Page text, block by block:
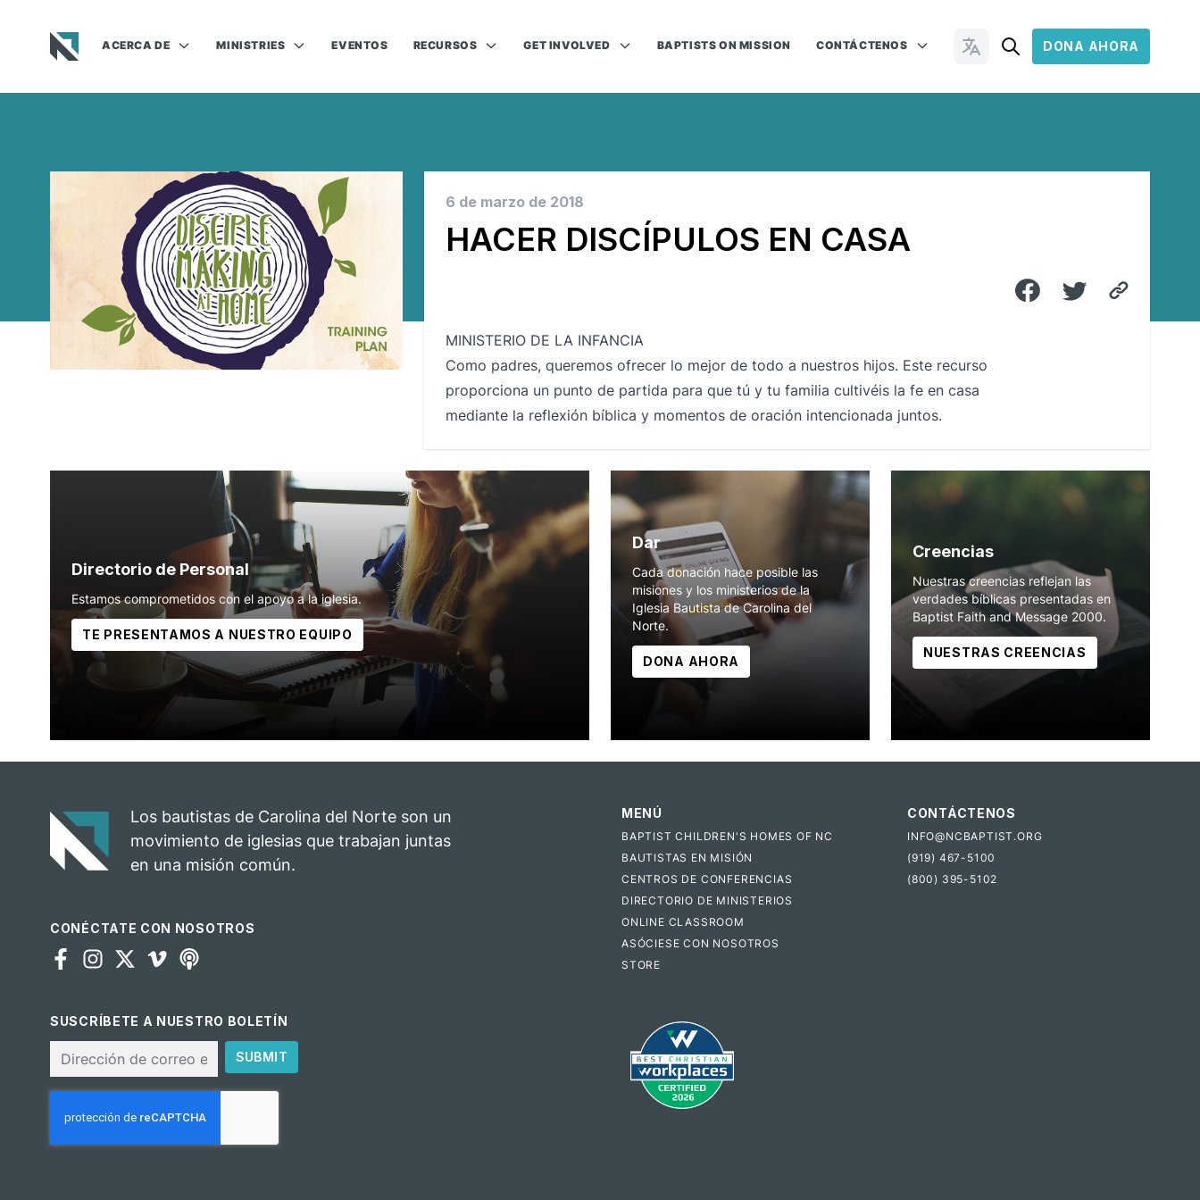
ACERCA DE MINISTRIES EVENTOS RECURSOS GET INVOLVED BAPTISTS ON MISSION CONTÁCTENOS Cambiar idiomaDONA AHORA
6 de marzo de 2018
HACER DISCÍPULOS EN CASA
MINISTERIO DE LA INFANCIA
Como padres, queremos ofrecer lo mejor de todo a nuestros hijos. Este recurso
proporciona un punto de partida para que tú y tu familia cultivéis la fe en casa
mediante la reflexión bíblica y momentos de oración intencionada juntos.
Directorio de Personal
Estamos comprometidos con el apoyo a la iglesia.
TE PRESENTAMOS A NUESTRO EQUIPO
Dar
Cada donación hace posible las
misiones y los ministerios de la
Iglesia Bautista de Carolina del
Norte.
DONA AHORA
Creencias
Nuestras creencias reflejan las
verdades bíblicas presentadas en
Baptist Faith and Message 2000.
NUESTRAS CREENCIAS
Los bautistas de Carolina del Norte son un
movimiento de iglesias que trabajan juntas
en una misión común.
CONÉCTATE CON NOSOTROS
SUSCRÍBETE A NUESTRO BOLETÍN
electrónico
SUBMIT
MENÚ
BAPTIST CHILDREN'S HOMES OF NC
BAUTISTAS EN MISIÓN
CENTROS DE CONFERENCIAS
DIRECTORIO DE MINISTERIOS
ONLINE CLASSROOM
ASÓCIESE CON NOSOTROS
STORE
CONTÁCTENOS
INFO@NCBAPTIST.ORG
(919) 467-5100
(800) 395-5102